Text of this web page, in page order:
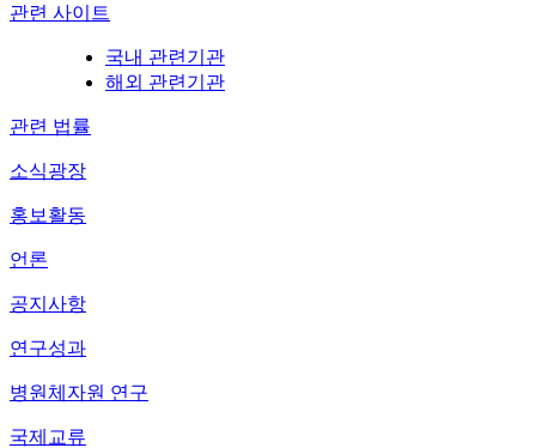
관련 사이트
국내 관련기관
해외 관련기관
관련 법률
소식광장
홍보활동
언론
공지사항
연구성과
병원체자원 연구
국제교류